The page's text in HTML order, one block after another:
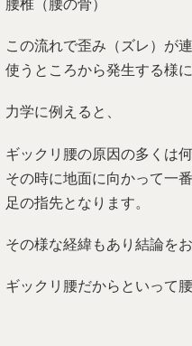
腰椎（腰の骨）
この流れで歪み（ズレ）が
使うところから発生する様
力学に例えると、
ギックリ腰の原因の多くは
その時に地面に向かって一
足の指先となります。
その様な経緯もあり結論を
ギックリ腰だからといって